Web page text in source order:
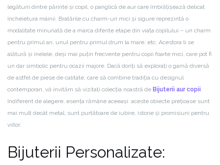
legăturii dintre părinte și copil, o panglică de aur care îmbrățișează delicat
încheietura mâinii. Bratările cu charm-uri mici și sigure reprezintă o
modalitate minunată de a marca diferite etape din viața copilului – un charm
pentru primul an, unul pentru primul drum la mare, etc. Acestora li se
alătură și inelele, deși mai puțin frecvente pentru copii foarte mici, care pot fi
un dar simbolic pentru ocazii majore. Dacă doriți să explorați o gamă diversă
de astfel de piese de calitate, care să combine tradiția cu designul
contemporan, vă invităm să vizitați colecția noastră de Bijuterii aur copii.
Indiferent de alegere, esența rămâne aceeași: aceste obiecte prețioase sunt
mai mult decât metal; sunt purtătoare de iubire, istorie și promisiuni pentru
viitor.
Bijuterii Personalizate: